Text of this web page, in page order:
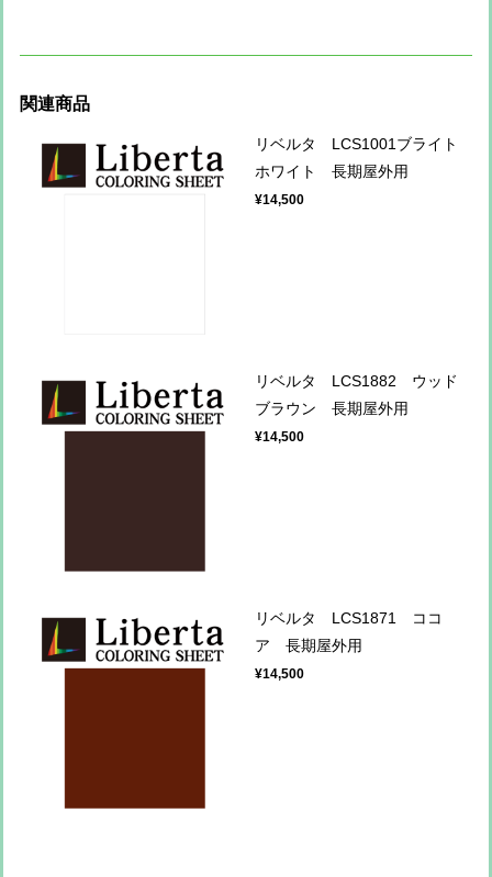
関連商品
リベルタ LCS1001ブライト
ホワイト 長期屋外用
¥14,500
リベルタ LCS1882 ウッド
ブラウン 長期屋外用
¥14,500
リベルタ LCS1871 ココ
ア 長期屋外用
¥14,500